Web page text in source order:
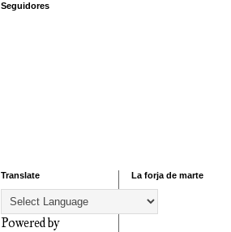
Seguidores
Translate
Powered by
La forja de marte